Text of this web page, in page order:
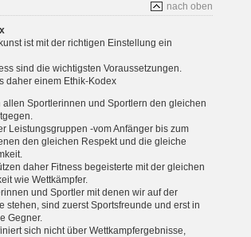
nach oben
ist mit der richtigen Einstellung ein
sind die wichtigsten Voraussetzungen.
daher einem Ethik-Kodex
allen Sportlerinnen und Sportlern den gleichen
Leistungsgruppen -vom Anfänger bis zum
den gleichen Respekt und die gleiche
daher Fitness begeisterte mit der gleichen
wie Wettkämpfer.
und Sportler mit denen wir auf der
stehen, sind zuerst Sportsfreunde und erst in
Gegner.
sich nicht über Wettkampfergebnisse,